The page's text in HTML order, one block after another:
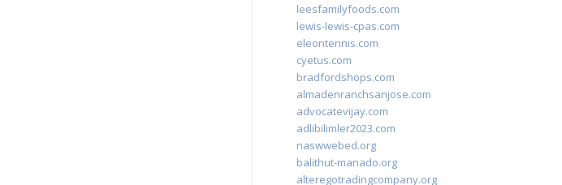
leesfamilyfoods.com
lewis-lewis-cpas.com
eleontennis.com
cyetus.com
bradfordshops.com
almadenranchsanjose.com
advocatevijay.com
adlibilimler2023.com
naswwebed.org
balithut-manado.org
alteregotradingcompany.org